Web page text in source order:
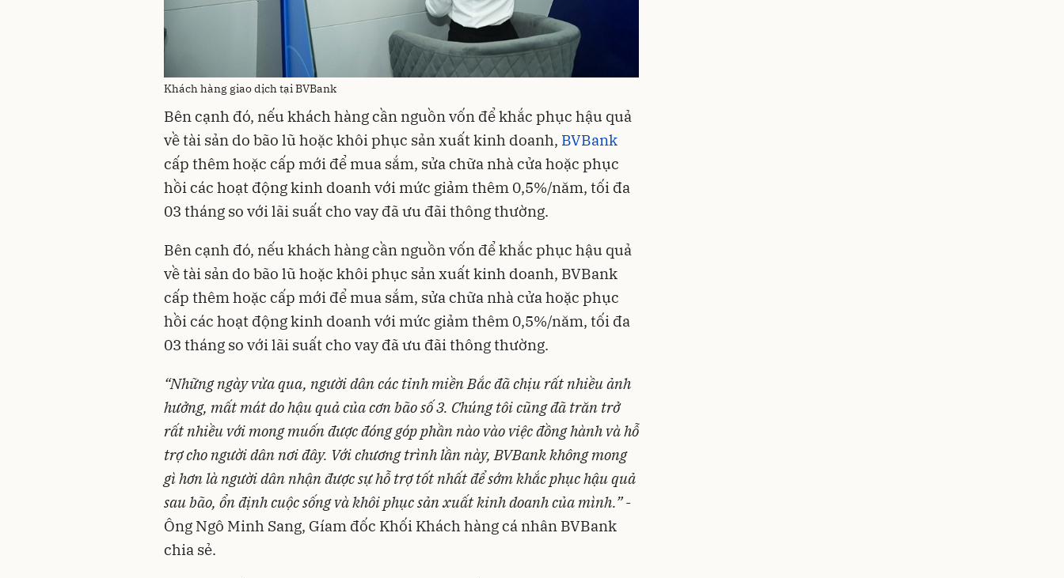
Khách hàng giao dịch tại BVBank
Bên cạnh đó, nếu khách hàng cần nguồn vốn để khắc phục hậu quả
về tài sản do bão lũ hoặc khôi phục sản xuất kinh doanh, BVBank
cấp thêm hoặc cấp mới để mua sắm, sửa chữa nhà cửa hoặc phục
hồi các hoạt động kinh doanh với mức giảm thêm 0,5%/năm, tối đa
03 tháng so với lãi suất cho vay đã ưu đãi thông thường.
Bên cạnh đó, nếu khách hàng cần nguồn vốn để khắc phục hậu quả
về tài sản do bão lũ hoặc khôi phục sản xuất kinh doanh, BVBank
cấp thêm hoặc cấp mới để mua sắm, sửa chữa nhà cửa hoặc phục
hồi các hoạt động kinh doanh với mức giảm thêm 0,5%/năm, tối đa
03 tháng so với lãi suất cho vay đã ưu đãi thông thường.
“Những ngày vừa qua, người dân các tỉnh miền Bắc đã chịu rất nhiều ảnh
hưởng, mất mát do hậu quả của cơn bão số 3. Chúng tôi cũng đã trăn trở
rất nhiều với mong muốn được đóng góp phần nào vào việc đồng hành và hỗ
trợ cho người dân nơi đây. Với chương trình lần này, BVBank không mong
gì hơn là người dân nhận được sự hỗ trợ tốt nhất để sớm khắc phục hậu quả
sau bão, ổn định cuộc sống và khôi phục sản xuất kinh doanh của mình.”-
Ông Ngô Minh Sang, Gíam đốc Khối Khách hàng cá nhân BVBank
chia sẻ.